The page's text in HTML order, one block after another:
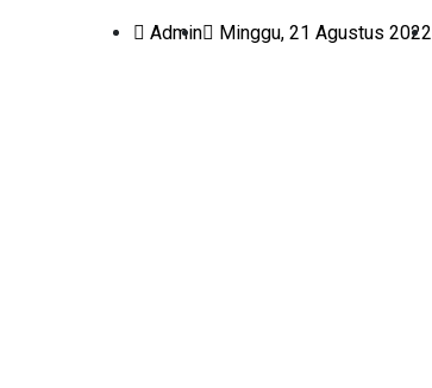
Admin Minggu, 21 Agustus 2022